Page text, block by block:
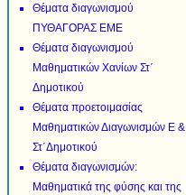
Θέματα διαγωνισμού
ΠΥΘΑΓΟΡΑΣ ΕΜΕ
Θέματα διαγωνισμού
Μαθηματικών Χανίων Στ΄
Δημοτικού
Θέματα προετοιμασίας
Μαθηματικών Διαγωνισμών Ε &
Στ΄Δημοτικού
Θέματα διαγωνισμών:
Μαθηματικά της φύσης και της